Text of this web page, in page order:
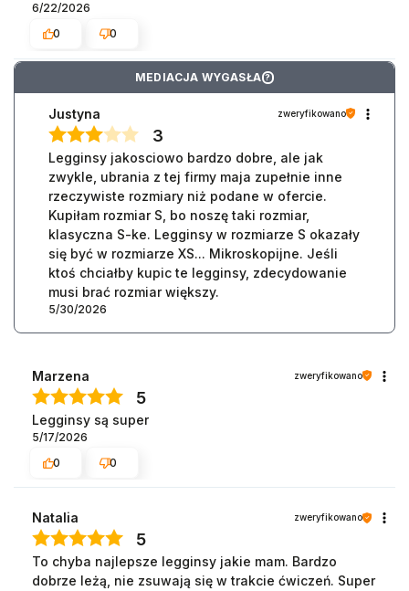
6/22/2026
0
0
MEDIACJA WYGASŁA ?
Justyna zweryfikowano
3
Legginsy jakosciowo bardzo dobre, ale jak
zwykle, ubrania z tej firmy maja zupełnie inne
rzeczywiste rozmiary niż podane w ofercie.
Kupiłam rozmiar S, bo noszę taki rozmiar,
klasyczna S-ke. Legginsy w rozmiarze S okazały
się być w rozmiarze XS... Mikroskopijne. Jeśli
ktoś chciałby kupic te legginsy, zdecydowanie
musi brać rozmiar większy.
5/30/2026
Marzena zweryfikowano
5
Legginsy są super
5/17/2026
0
0
Natalia zweryfikowano
5
To chyba najlepsze legginsy jakie mam. Bardzo
dobrze leżą, nie zsuwają się w trakcie ćwiczeń. Super